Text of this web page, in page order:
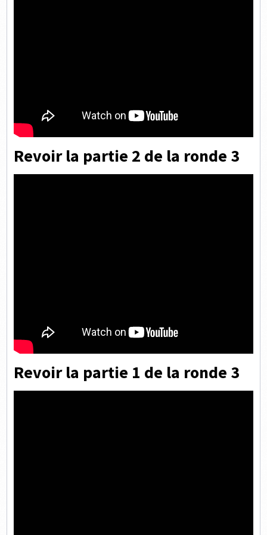
Revoir la partie 2 de la ronde 3
Revoir la partie 1 de la ronde 3